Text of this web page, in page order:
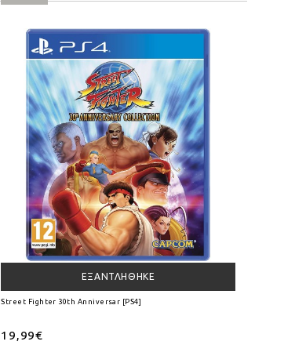
ΕΞΑΝΤΛΉΘΗΚΕ
Street Fighter 30th Anniversar [PS4]
19,99€